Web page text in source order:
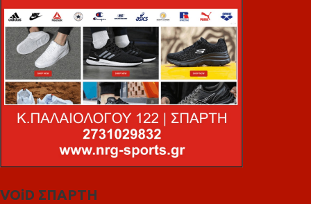
VOiD ΣΠΑΡΤΗ